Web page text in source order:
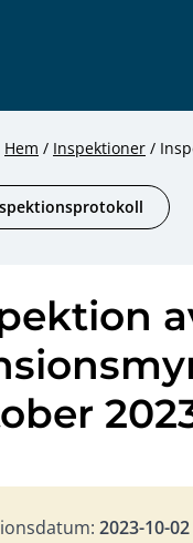
innehåll
Ombudsmän
Hem Inspektioner
2023-10-02